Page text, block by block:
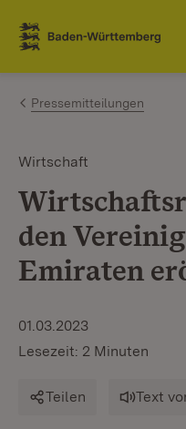
Zum Inhalt springen
Link zur Startseite
Pressemitteilungen
Wirtschaft
den
Emiraten
01.03.2023
Lesezeit: 2 Minuten
Teilen Text